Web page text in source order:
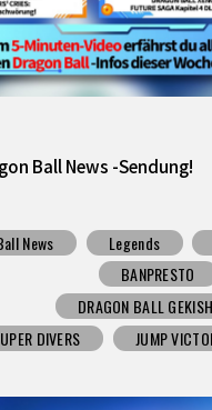
Ball News -Sendung!
News Legends
BANPRESTO
DRAGON BALL
DIVERS
JUMP